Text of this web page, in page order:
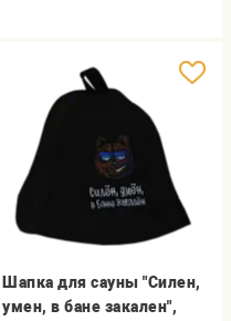
Шапка для сауны "Силен,
умен, в бане закален",